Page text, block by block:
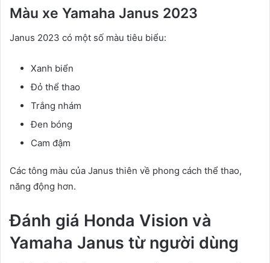
Màu xe Yamaha Janus 2023
Janus 2023 có một số màu tiêu biểu:
Xanh biển
Đỏ thể thao
Trắng nhám
Đen bóng
Cam đậm
Các tông màu của Janus thiên về phong cách thể thao,
năng động hơn.
Đánh giá Honda Vision và
Yamaha Janus từ người dùng